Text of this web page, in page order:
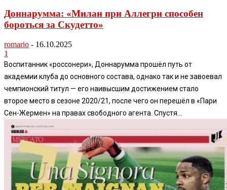
Доннарумма: «Милан при Аллегри способен
бороться за Скудетто»
romario - 16.10.2025
1
Воспитанник «россонери», Доннарумма прошёл путь от
академии клуба до основного состава, однако так и не завоевал
чемпионский титул — его наивысшим достижением стало
второе место в сезоне 2020/21, после чего он перешёл в «Пари
Сен-Жермен» на правах свободного агента. Спустя...